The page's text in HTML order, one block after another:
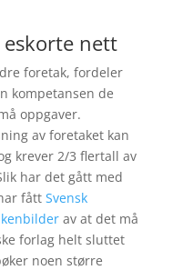
eskorte nett
foretak, fordeler
kompetansen de
oppgaver.
av foretaket kan
krever 2/3 flertall av
har det gått med
fått Svensk
av at det må
forlag helt sluttet
noen større